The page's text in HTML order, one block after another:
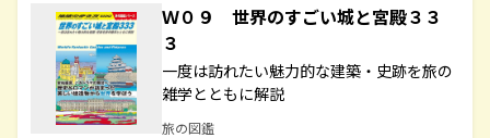
Ｗ０９ 世界のすごい城と宮殿３３
３
一度は訪れたい魅力的な建築・史跡を旅の
雑学とともに解説
旅の図鑑